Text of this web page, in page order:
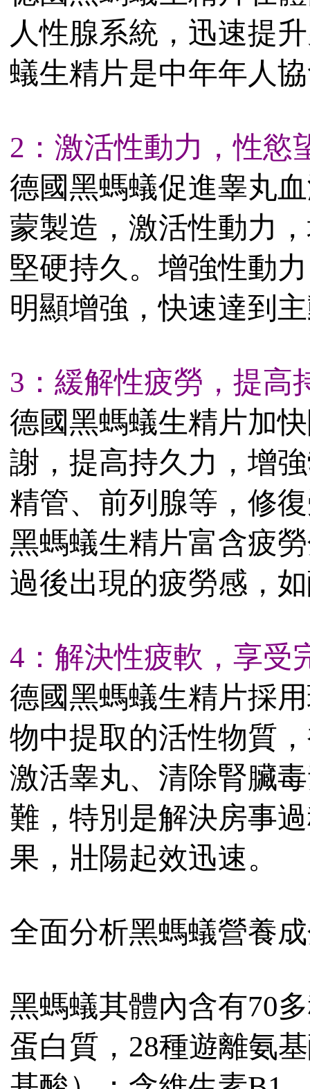
人性腺系統，迅速提
蟻生精片是中年年人
2：激活性動力，性慾
德國黑螞蟻促進睾丸
蒙製造，激活性動力
堅硬持久。增強性動
明顯增強，快速達到
3：緩解性疲勞，提高
德國黑螞蟻生精片加
謝，提高持久力，增
精管、前列腺等，修
黑螞蟻生精片富含疲
過後出現的疲勞感，
4：解決性疲軟，享受
德國黑螞蟻生精片採
物中提取的活性物質
激活睾丸、清除腎臟
難，特別是解決房事
果，壯陽起效迅速。
全面分析黑螞蟻營養
黑螞蟻其體內含有70
蛋白質，28種遊離氨